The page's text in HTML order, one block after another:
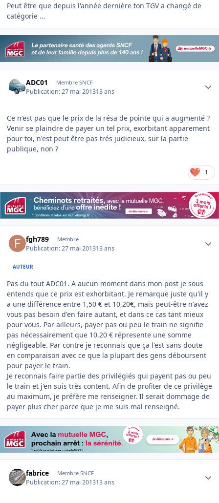
Peut être que depuis l'année dernière ton TGV a changé de
catégorie ...
ADC01 Membre SNCF
Publication:27 mai 201313 ans
Ce n'est pas que le prix de la résa de pointe qui a augmenté ?
Venir se plaindre de payer un tel prix, exorbitant apparement
pour toi, n'est peut être pas trés judicieux, sur la partie
publique, non ?
1
fgh789 Membre
Publication:27 mai 201313 ans
AUTEUR
Pas du tout ADC01. A aucun moment dans mon post je sous
entends que ce prix est exhorbitant. Je remarque juste qu'il y
a une différence entre 1,50 € et 10,20€, mais peut-être n'avez
vous pas besoin d'en faire autant, et dans ce cas tant mieux
pour vous. Par ailleurs, payer pas ou peu le train ne signifie
pas nécessairement que 10,20 € répresente une somme
négligeable. Par contre je reconnais que ça l'est sans doute
en comparaison avec ce que la plupart des gens déboursent
pour payer le train.
Je reconnais faire partie des privilégiés qui payent pas ou peu
le train et j'en suis très content. Afin de profiter de ce privilège
au maximum, je préfère me renseigner. Il serait dommage de
payer plus cher parce que je me suis mal renseigné.
fabrice Membre SNCF
Publication:27 mai 201313 ans